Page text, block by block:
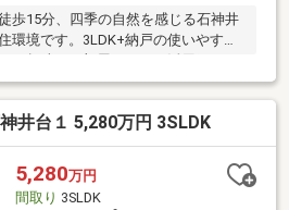
歩15分、四季の自然を感じる石神井
環境です。3LDK+納戸の使いやすい
完備で毎日の生活も便利です。規定
の再建築も可能な安心の立地条件で
に合わせてゆったりとお過ごしいた
は家具等を一部修正したイメージ
井台１ 5,280万円 3SLDK
5,280万円
間取り 3SLDK